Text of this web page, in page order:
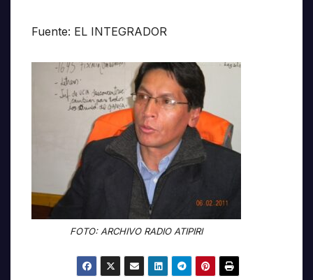
Fuente: EL INTEGRADOR
FOTO: ARCHIVO RADIO ATIPIRI